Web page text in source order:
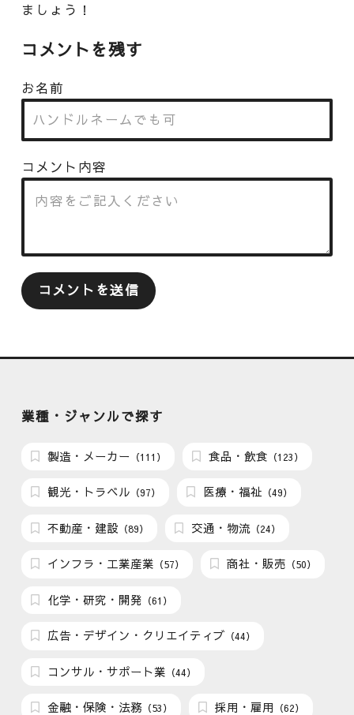
ましょう！
コメントを残す
お名前
コメント内容
業種・ジャンルで探す
製造・メーカー （111） 食品・飲食 （123）
観光・トラベル （97） 医療・福祉 （49）
不動産・建設 （89） 交通・物流 （24）
インフラ・工業産業 （57） 商社・販売 （50）
化学・研究・開発 （61）
広告・デザイン・クリエイティブ （44）
コンサル・サポート業 （44）
金融・保険・法務 （53） 採用・雇用 （62）